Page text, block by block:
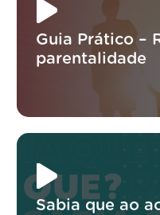
Guia Prático –
parentalidade
Sabia que ao